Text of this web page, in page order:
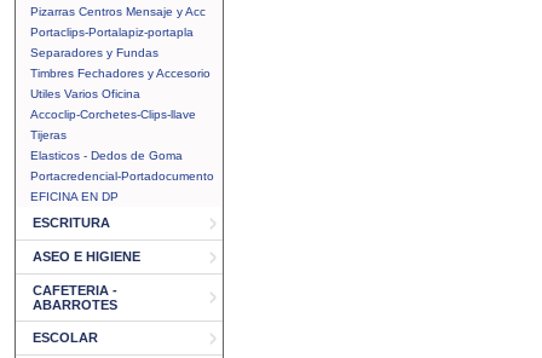
Pizarras Centros Mensaje y Acc
Portaclips-Portalapiz-portapla
Separadores y Fundas
Timbres Fechadores y Accesorio
Utiles Varios Oficina
Accoclip-Corchetes-Clips-llave
Tijeras
Elasticos - Dedos de Goma
Portacredencial-Portadocumento
EFICINA EN DP
ESCRITURA
ASEO E HIGIENE
CAFETERIA -
ABARROTES
ESCOLAR